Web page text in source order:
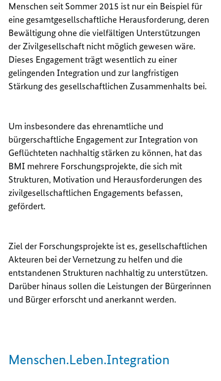
Menschen seit Sommer 2015 ist nur ein Beispiel für
eine gesamtgesellschaftliche Herausforderung, deren
Bewältigung ohne die vielfältigen Unterstützungen
der Zivilgesellschaft nicht möglich gewesen wäre.
Dieses Engagement trägt wesentlich zu einer
gelingenden Integration und zur langfristigen
Stärkung des gesellschaftlichen Zusammenhalts bei.
Um insbesondere das ehrenamtliche und
bürgerschaftliche Engagement zur Integration von
Geflüchteten nachhaltig stärken zu können, hat das
BMI mehrere Forschungsprojekte, die sich mit
Strukturen, Motivation und Herausforderungen des
zivilgesellschaftlichen Engagements befassen,
gefördert.
Ziel der Forschungsprojekte ist es, gesellschaftlichen
Akteuren bei der Vernetzung zu helfen und die
entstandenen Strukturen nachhaltig zu unterstützen.
Darüber hinaus sollen die Leistungen der Bürgerinnen
und Bürger erforscht und anerkannt werden.
Menschen.Leben.Integration